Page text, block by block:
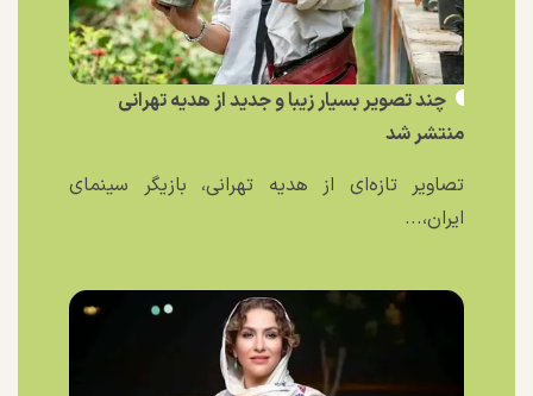
چند تصویر بسیار زیبا و جدید از هدیه تهرانی
منتشر شد
تصاویر تازه‌ای از هدیه تهرانی، بازیگر سینمای
ایران،...